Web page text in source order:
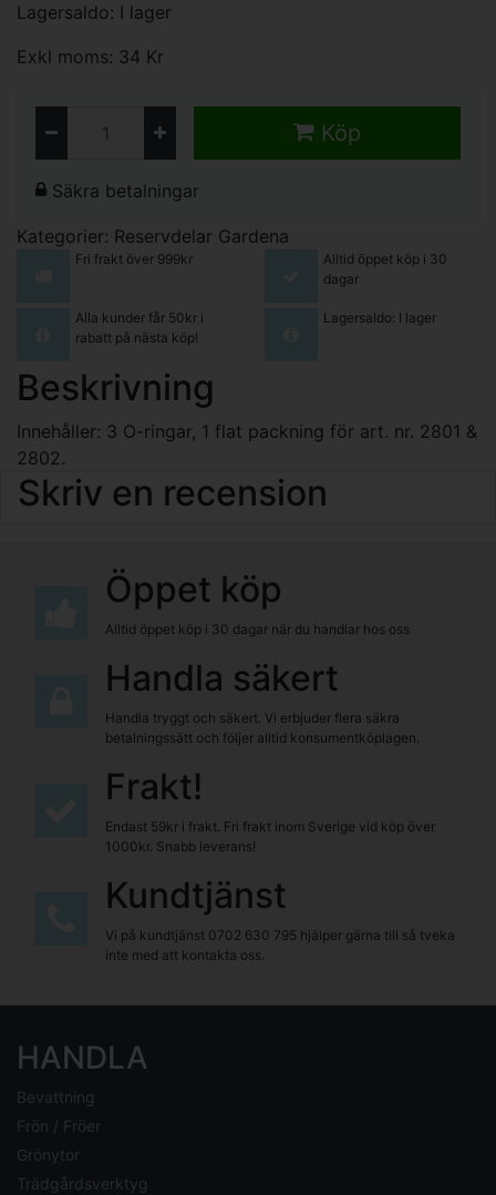
Lagersaldo: I lager
Exkl moms: 34 Kr
Köp
Säkra betalningar
Kategorier: Reservdelar Gardena
Fri frakt över 999kr
Alltid öppet köp i 30
dagar
Alla kunder får 50kr i
rabatt på nästa köp!
Lagersaldo: I lager
Beskrivning
Innehåller: 3 O-ringar, 1 flat packning för art. nr. 2801 &
2802.
Skriv en recension
Öppet köp
Alltid öppet köp i 30 dagar när du handlar hos oss
Handla säkert
Handla tryggt och säkert. Vi erbjuder flera säkra
betalningssätt och följer alltid konsumentköplagen.
Frakt!
Endast 59kr i frakt. Fri frakt inom Sverige vid köp över
1000kr. Snabb leverans!
Kundtjänst
Vi på kundtjänst 0702 630 795 hjälper gärna till så tveka
inte med att kontakta oss.
HANDLA
Bevattning
Frön / Fröer
Grönytor
Trädgårdsverktyg